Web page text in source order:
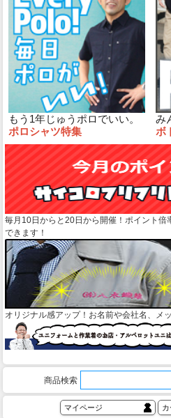
もう1年じゅうポロでいい。
ポロシャツ特集
み
ボ
毎月10日からと20日から開催！ポイント倍
できます！
オリジナル感アップ！お名前や会社名、メ
商品検索
マイページ カ